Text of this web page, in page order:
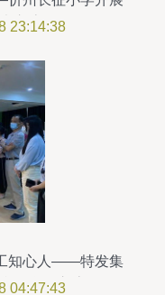
交流活动
23:14:38
知心人——特发集
观学习交流
04:47:43